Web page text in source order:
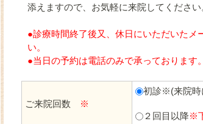
添えますので、お気軽に来院してください
●診療時間終了後又、休日にいただいたメ
い。
●当日の予約は電話のみで承っております
ご来院回数 ※
初診※(来院時
２回目以降※